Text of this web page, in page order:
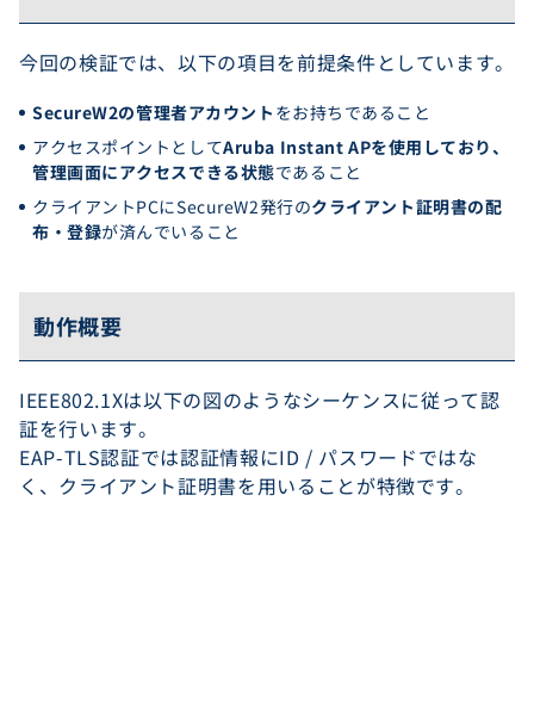
今回の検証では、以下の項目を前提条件としています。
SecureW2の管理者アカウント をお持ちであること
アクセスポイントとしてAruba Instant APを使用しており、
管理画面にアクセスできる状態であること
クライアントPCにSecureW2発行のクライアント証明書の配
布・登録が済んでいること
動作概要
IEEE802.1Xは以下の図のようなシーケンスに従って認
証を行います。
EAP-TLS認証では認証情報にID / パスワードではな
く、クライアント証明書を用いることが特徴です。